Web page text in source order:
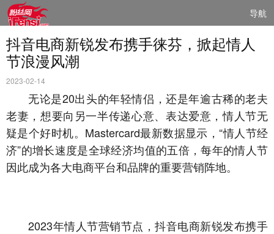
导航
抖音电商新锐发布携手徕芬，掀起情人
节浪漫风潮
2023-02-14
无论是20出头的年轻情侣，还是年逾古稀的老夫
老妻，想要向另一半传递心意、表达爱意，情人节无
疑是个好时机。Mastercard最新数据显示，“情人节经
济”的增长速度是全球经济均值的五倍，每年的情人节
因此成为各大电商平台和品牌的重要营销阵地。
2023年情人节营销节点，抖音电商新锐发布携手